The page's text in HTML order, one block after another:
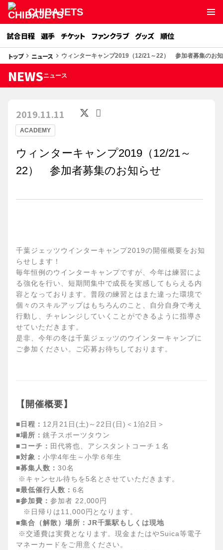
CHIBAJETS
試合日程 選手 チケット ファンクラブ グッズ 順位
トップkeyboard_arrow_right ニュース keyboard_arrow_right ウィンターキャンプ2019（12/21～22） 参加者募集のお
NEWSニュース
ACADEMY
2019.11.11
ウィンターキャンプ2019（12/21～
22） 参加者募集のお知らせ
千葉ジェッツウインターキャンプ2019の開催概要をお知
らせします！
毎年恒例のウインターキャンプですが、今年は練習によ
る強化を行い、短期間集中で成長を実感してもらえる内
容となっております。普段の練習とはまた違った環境で
個々のスキルアップはもちろんのこと、自分自身で考え
行動し、チャレンジしていくことができるように指導さ
せていただきます。
是非、今年の冬は千葉ジェッツのウインターキャンプに
ご参加ください。ご応募お待ちしております。
【開催概要】
■日程： 12月21日(土)～22日(日)＜1泊2日＞
■場所： 銚子スポーツタウン
■コーチ： 田代将也、アシスタントコーチ１名
■対象： 小学4年生～小学６年生
■募集人数： 30名
※キャンセル待ちを5名とさせていただきます。
■最低催行人数： 6名
■参加費： 参加者 22,000円
※日帰りは11,000円となります。
■集合（解散）場所：JR千葉駅もしくは現地
※交通費は実費となります。現金またはやSuica等電子
マネーカードをご用意ください。